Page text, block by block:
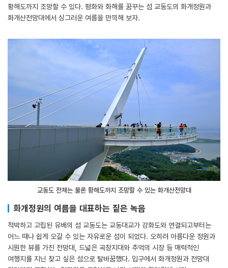
황해도까지 조망할 수 있다. 평화와 화해를 꿈꾸는 섬 교동도의 화개정원과
화개산전망대에서 싱그러운 여름을 만끽해 보자.
교동도 전체는 물론 황해도까지 조망할 수 있는 화개산전망대
화개정원의 여름을 대표하는 짙은 녹음
척박하고 고립된 유배의 섬 교동도는 교동대교가 강화도와 연결되고부터는
어느 때나 쉽게 오갈 수 있는 자유로운 섬이 되었다. 오히려 아름다운 정원과
시원한 뷰를 가진 전망대, 드넓은 곡창지대와 추억의 시장 등 매력적인
여행지를 지닌 찾고 싶은 섬으로 탈바꿈했다. 입구에서 화개정원과 전망대